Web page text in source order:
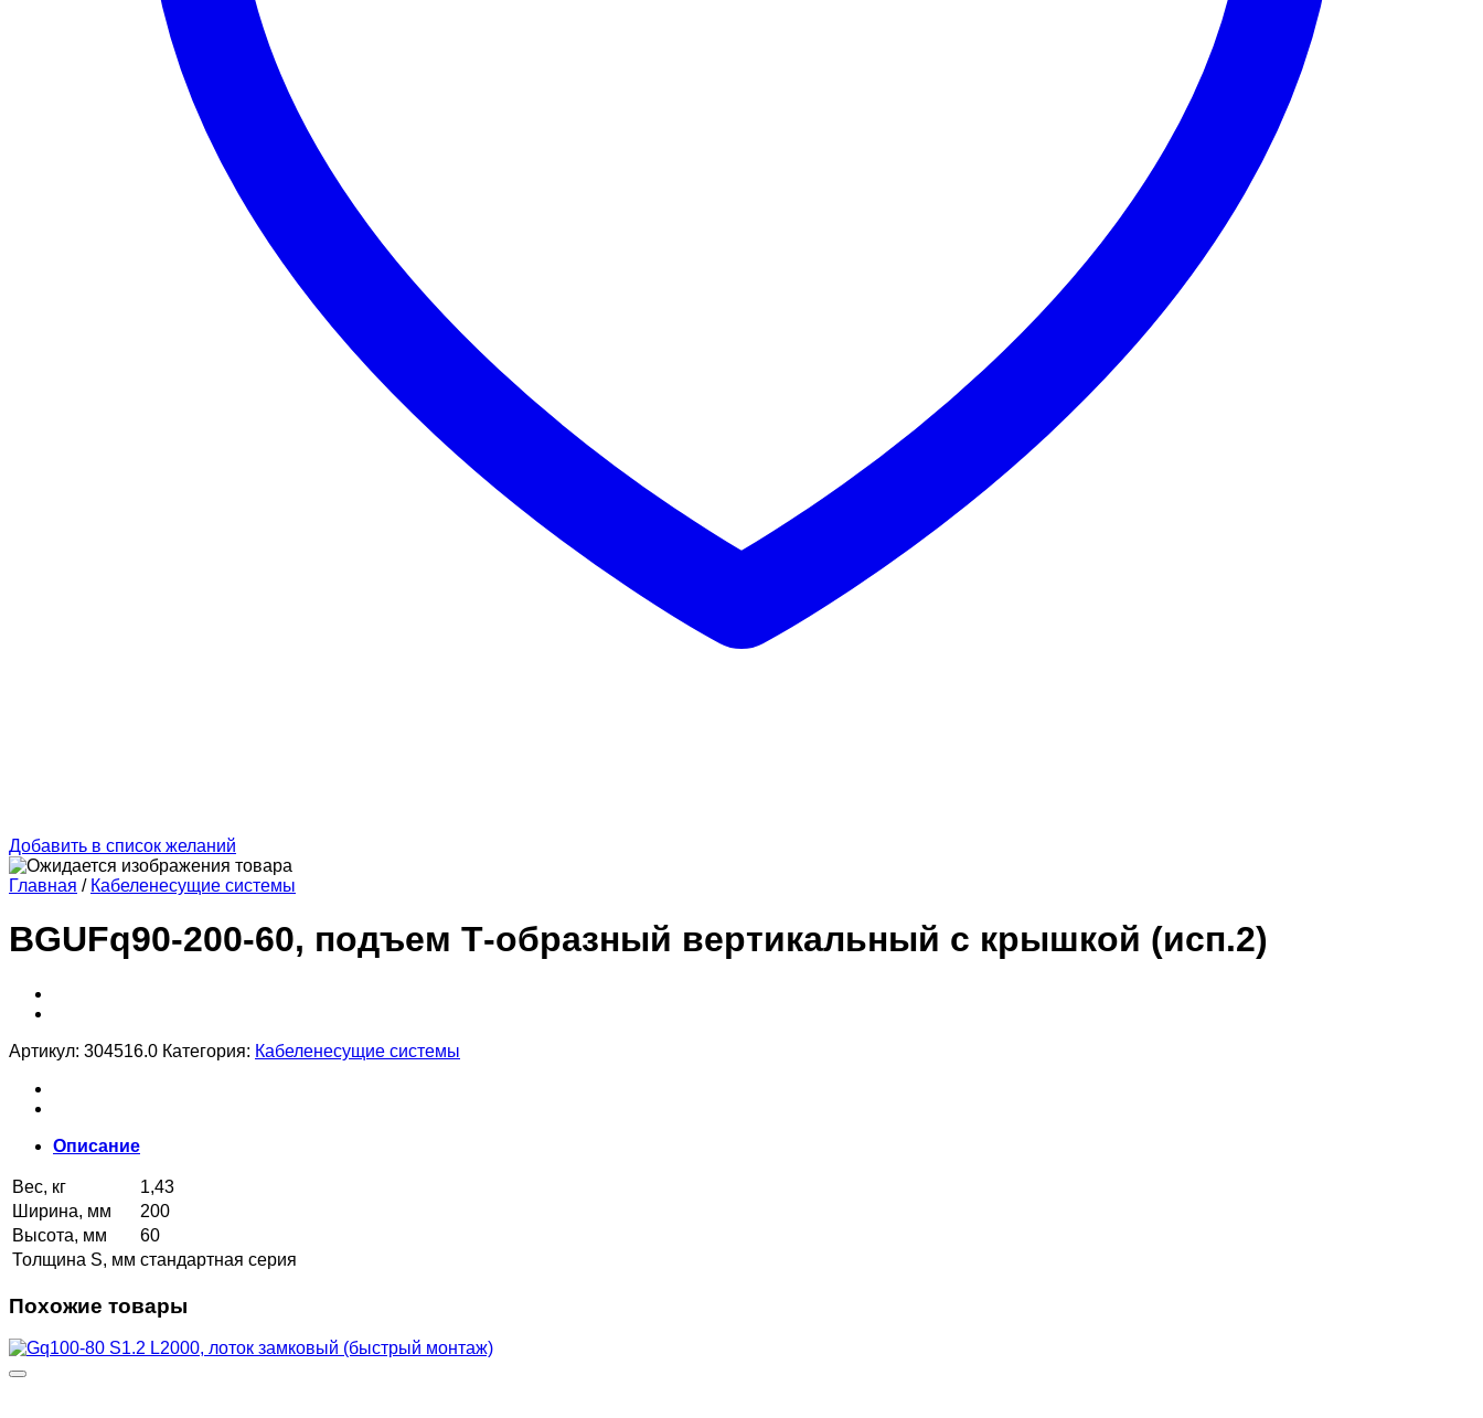
Добавить в список желаний
Главная / Кабеленесущие системы
BGUFq90-200-60, подъем Т-образный вертикальный с крышкой (исп.2)
Артикул: 304516.0 Категория: Кабеленесущие системы
Описание
Вес, кг
1,43
Ширина, мм
200
Высота, мм
60
Толщина S, мм стандартная серия
Похожие товары